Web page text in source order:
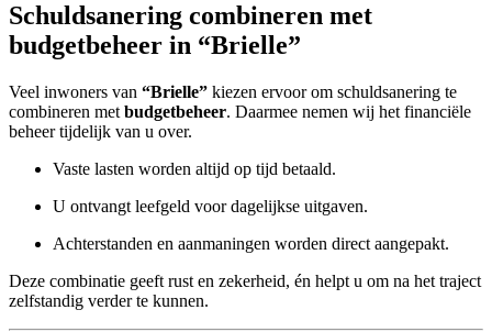
Schuldsanering combineren met
budgetbeheer in “Brielle”
Veel inwoners van “Brielle” kiezen ervoor om schuldsanering te
combineren met budgetbeheer. Daarmee nemen wij het financiële
beheer tijdelijk van u over.
Vaste lasten worden altijd op tijd betaald.
U ontvangt leefgeld voor dagelijkse uitgaven.
Achterstanden en aanmaningen worden direct aangepakt.
Deze combinatie geeft rust en zekerheid, én helpt u om na het traject
zelfstandig verder te kunnen.